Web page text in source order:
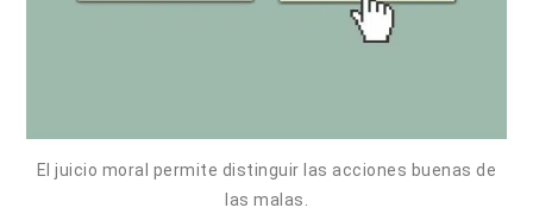
El juicio moral permite distinguir las acciones buenas de
las malas.